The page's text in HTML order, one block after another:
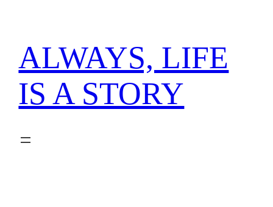
ALWAYS, LIFE
IS A STORY